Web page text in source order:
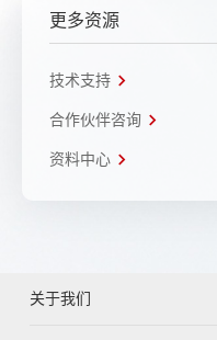
更多资源
技术支持
合作伙伴咨询
资料中心
关于我们